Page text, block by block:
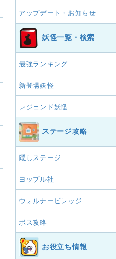
アップデート・お知らせ
妖怪一覧・検索
最強ランキング
新登場妖怪
レジェンド妖怪
ステージ攻略
隠しステージ
ヨップル社
ウォルナービレッジ
ボス攻略
お役立ち情報